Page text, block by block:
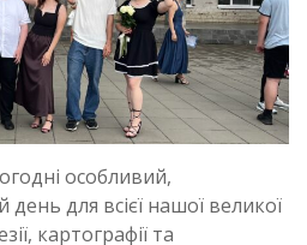
особливий,
для всієї нашої великої
картографії та